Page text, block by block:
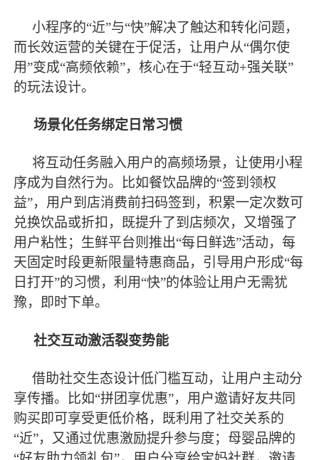
小程序的“近”与“快”解决了触达和转化问题，
而长效运营的关键在于促活，让用户从“偶尔使
用”变成“高频依赖”，核心在于“轻互动+强关联”
的玩法设计。
场景化任务绑定日常习惯
将互动任务融入用户的高频场景，让使用小程
序成为自然行为。比如餐饮品牌的“签到领权
益”，用户到店消费前扫码签到，积累一定次数可
兑换饮品或折扣，既提升了到店频次，又增强了
用户粘性；生鲜平台则推出“每日鲜选”活动，每
天固定时段更新限量特惠商品，引导用户形成“每
日打开”的习惯，利用“快”的体验让用户无需犹
豫，即时下单。
社交互动激活裂变势能
借助社交生态设计低门槛互动，让用户主动分
享传播。比如“拼团享优惠”，用户邀请好友共同
购买即可享受更低价格，既利用了社交关系的
“近”，又通过优惠激励提升参与度；母婴品牌的